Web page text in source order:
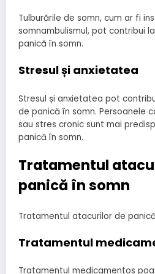
Tulburările de somn, cum ar fi
somnambulismul, pot contribui
panică în somn.
Stresul și anxietatea
Stresul și anxietatea pot
de panică în somn. Persoanele
sau stres cronic sunt mai
panică în somn.
Tratamentul
panică în somn
Tratamentul atacurilor de
Tratamentul
Tratamentul medicamentos